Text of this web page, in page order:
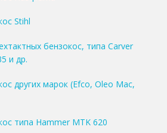
Stihl
бензокос, типа Carver
и др.
других марок (Efco, Oleo Mac,
типа Hammer MTK 620